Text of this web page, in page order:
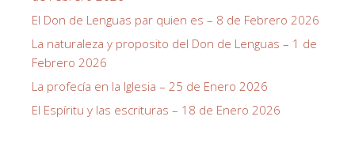
El Don de Lenguas par quien es – 8 de Febrero 2026
La naturaleza y proposito del Don de Lenguas – 1 de
Febrero 2026
La profecía en la Iglesia – 25 de Enero 2026
El Espíritu y las escrituras – 18 de Enero 2026